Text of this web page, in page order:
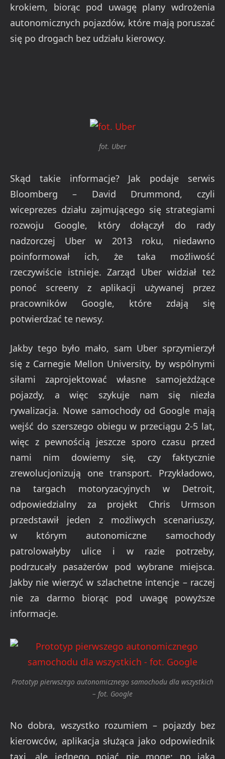
krokiem, biorąc pod uwagę plany wdrożenia
autonomicznych pojazdów, które mają poruszać
się po drogach bez udziału kierowcy.
fot. Uber
Skąd takie informacje? Jak podaje serwis
Bloomberg – David Drummond, czyli
wiceprezes działu zajmującego się strategiami
rozwoju Google, który dołączył do rady
nadzorczej Uber w 2013 roku, niedawno
poinformował ich, że taka możliwość
rzeczywiście istnieje. Zarząd Uber widział też
ponoć screeny z aplikacji używanej przez
pracowników Google, które zdają się
potwierdzać te newsy.
Jakby tego było mało, sam Uber sprzymierzył
się z Carnegie Mellon University, by wspólnymi
siłami zaprojektować własne samojeżdżące
pojazdy, a więc szykuje nam się niezła
rywalizacja. Nowe samochody od Google mają
wejść do szerszego obiegu w przeciągu 2-5 lat,
więc z pewnością jeszcze sporo czasu przed
nami nim dowiemy się, czy faktycznie
zrewolucjonizują one transport. Przykładowo,
na targach motoryzacyjnych w Detroit,
odpowiedzialny za projekt Chris Urmson
przedstawił jeden z możliwych scenariuszy,
w którym autonomiczne samochody
patrolowałyby ulice i w razie potrzeby,
podrzucały pasażerów pod wybrane miejsca.
Jakby nie wierzyć w szlachetne intencje – raczej
nie za darmo biorąc pod uwagę powyższe
informacje.
Prototyp pierwszego autonomicznego samochodu dla wszystkich
– fot. Google
No dobra, wszystko rozumiem – pojazdy bez
kierowców, aplikacja służąca jako odpowiednik